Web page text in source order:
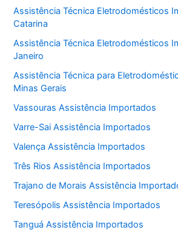
Assistência Técnica Eletrodomésticos
Catarina
Assistência Técnica Eletrodomésticos
Janeiro
Assistência Técnica para
Minas Gerais
Vassouras Assistência Importados
Varre-Sai Assistência Importados
Valença Assistência Importados
Três Rios Assistência Importados
Trajano de Morais Assistência
Teresópolis Assistência Importados
Tanguá Assistência Importados